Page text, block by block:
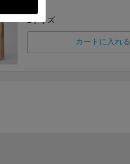
Lサイズ
カートに入れる